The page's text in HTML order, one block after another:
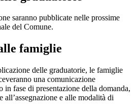
saranno pubblicate nelle prossime
del Comune.
famiglie
delle graduatorie, le famiglie
una comunicazione
fase di presentazione della domanda,
e alle modalità di